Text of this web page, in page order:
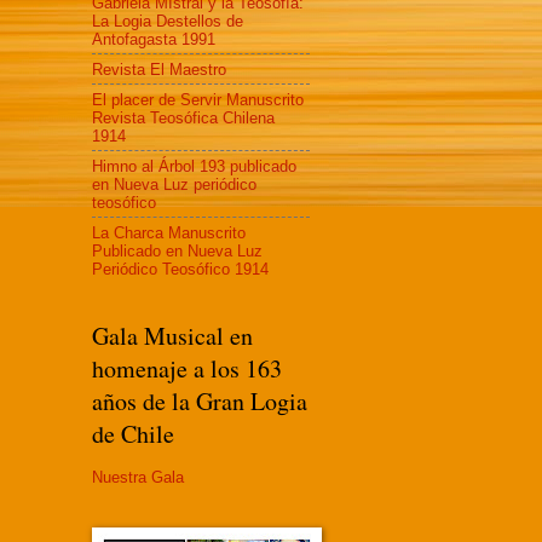
La Logia Destellos de
Antofagasta 1991
Revista El Maestro
El placer de Servir Manuscrito
Revista Teosófica Chilena
1914
Himno al Árbol 193 publicado
en Nueva Luz periódico
teosófico
La Charca Manuscrito
Publicado en Nueva Luz
Periódico Teosófico 1914
Gala Musical en
homenaje a los 163
años de la Gran Logia
de Chile
Nuestra Gala